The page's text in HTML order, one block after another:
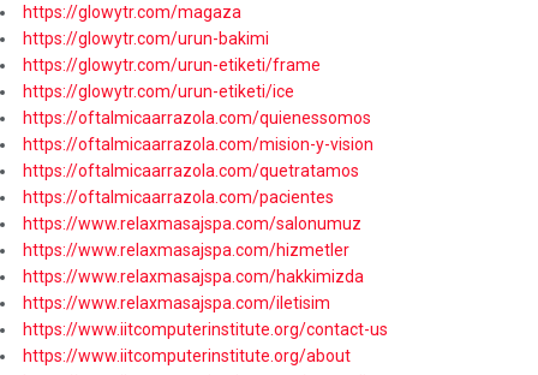
https://glowytr.com/magaza
https://glowytr.com/urun-bakimi
https://glowytr.com/urun-etiketi/frame
https://glowytr.com/urun-etiketi/ice
https://oftalmicaarrazola.com/quienessomos
https://oftalmicaarrazola.com/mision-y-vision
https://oftalmicaarrazola.com/quetratamos
https://oftalmicaarrazola.com/pacientes
https://www.relaxmasajspa.com/salonumuz
https://www.relaxmasajspa.com/hizmetler
https://www.relaxmasajspa.com/hakkimizda
https://www.relaxmasajspa.com/iletisim
https://www.iitcomputerinstitute.org/contact-us
https://www.iitcomputerinstitute.org/about